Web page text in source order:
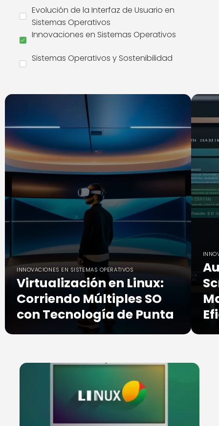
Evolución de la Interfaz de Usuario en
Sistemas Operativos
Innovaciones en Sistemas Operativos
Sistemas Operativos y Sostenibilidad
INNOVACIONES EN SISTEMAS OPERATIVOS
Virtualización en Linux:
Corriendo Múltiples SO
con Tecnología de Punta